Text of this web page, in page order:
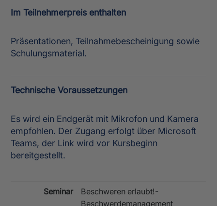
Im Teilnehmerpreis enthalten
Präsentationen, Teilnahmebescheinigung sowie
Schulungsmaterial.
Technische Voraussetzungen
Es wird ein Endgerät mit Mikrofon und Kamera
empfohlen. Der Zugang erfolgt über Microsoft
Teams, der Link wird vor Kursbeginn
bereitgestellt.
Seminar
Beschweren erlaubt!-
Beschwerdemanagement